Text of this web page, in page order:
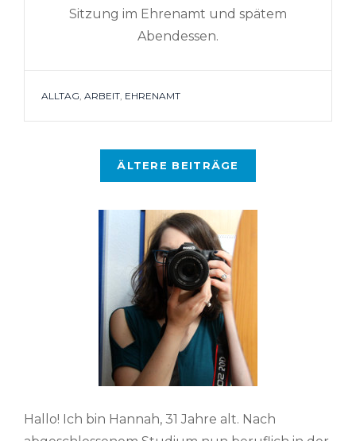
Sitzung im Ehrenamt und spätem
Abendessen.
TAGS
ALLTAG ARBEIT EHRENAMT
Beitragsnavigation
ÄLTERE BEITRÄGE
Hallo! Ich bin Hannah, 31 Jahre alt. Nach